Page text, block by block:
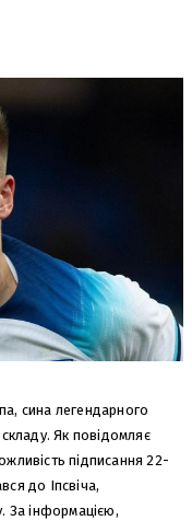
сина легендарного
Як повідомляє
підписання 22-
до Іпсвіча,
За інформацією,